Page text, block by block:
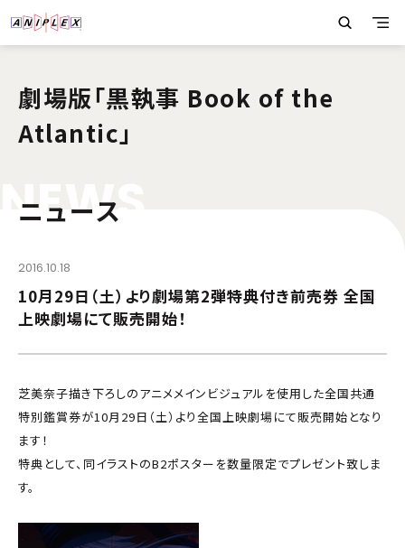
劇場版「黒執事 Book of the
Atlantic」
NEWS
ニュース
2016.10.18
10月29日（土）より劇場第2弾特典付き前売券 全国
上映劇場にて販売開始！
芝美奈子描き下ろしのアニメメインビジュアルを使用した全国共通
特別鑑賞券が10月29日（土）より全国上映劇場にて販売開始となり
ます！
特典として、同イラストのB2ポスターを数量限定でプレゼント致しま
す。